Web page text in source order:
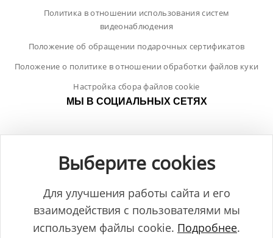
Политика в отношении использования систем
видеонаблюдения
Положение об обращении подарочных сертификатов
Положение о политике в отношении обработки файлов куки
Настройка сбора файлов cookie
МЫ В СОЦИАЛЬНЫХ СЕТЯХ
Выберите cookies
Для улучшения работы сайта и его
взаимодействия с пользователями мы
используем файлы cookie. Подробнее.